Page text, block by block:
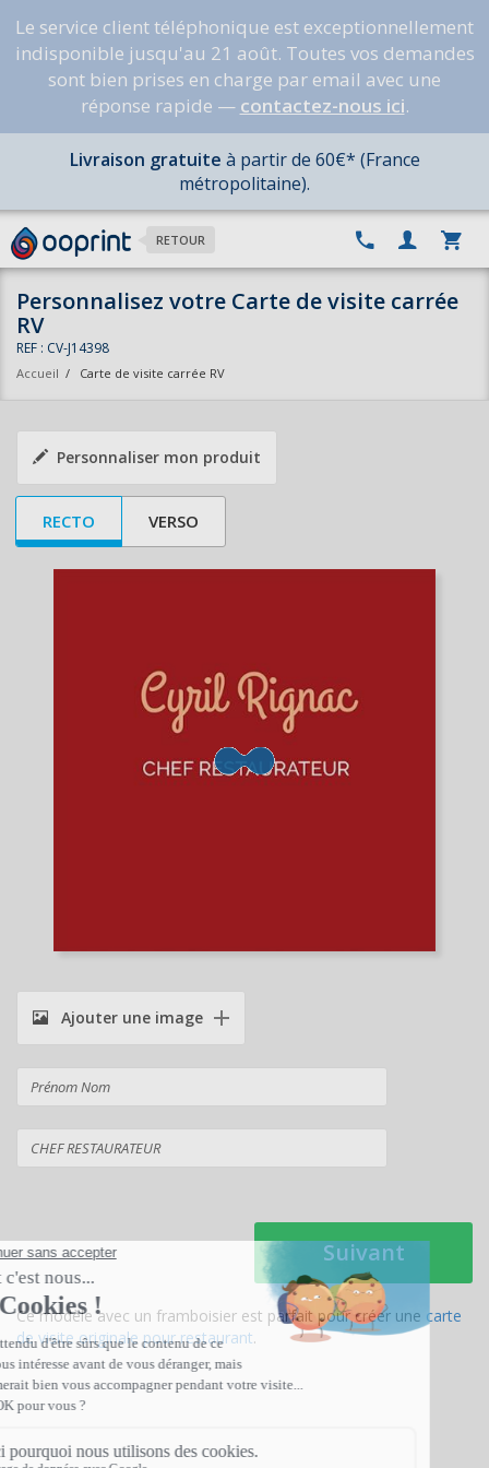
Le service client téléphonique est exceptionnellement
indisponible jusqu'au 21 août. Toutes vos demandes
sont bien prises en charge par email avec une
réponse rapide — contactez-nous ici.
Livraison gratuite à partir de 60€* (France
métropolitaine).
RETOUR
Personnalisez votre Carte de visite carrée
RV
REF : CV-J14398
Accueil / Carte de visite carrée RV
Personnaliser mon produit
RECTO VERSO
Ajouter une image
Suivant
Ce modèle avec un framboisier est parfait pour créer une carte
de visite originale pour restaurant.